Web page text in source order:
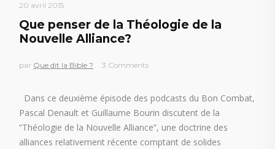
20 avril 2015
Que penser de la Théologie de la
Nouvelle Alliance?
par Que dit la Bible ? 3 Comments
Dans ce deuxième épisode des podcasts du Bon Combat,
Pascal Denault et Guillaume Bourin discutent de la
“Théologie de la Nouvelle Alliance”, une doctrine des
alliances relativement récente comptant de solides